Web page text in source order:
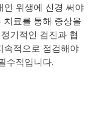
인 위생에 신경 써야
료를 통해 증상을
기적인 검진과 협
속적으로 점검해야
수적입니다.